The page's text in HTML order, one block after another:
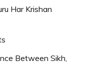
Har Krishan
Between Sikh,